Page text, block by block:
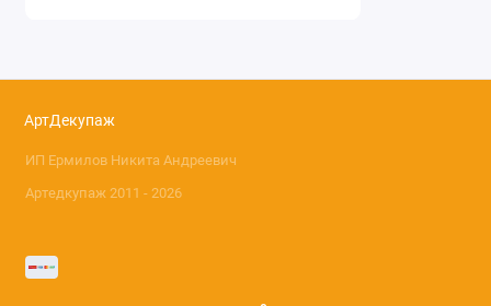
АртДекупаж
ИП Ермилов Никита Андреевич
Артедкупаж 2011 - 2026